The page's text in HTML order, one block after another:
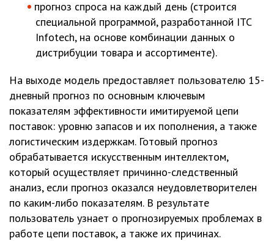
прогноз спроса на каждый день (строится
специальной программой, разработанной ITC
Infotech, на основе комбинации данных о
дистрибуции товара и ассортименте).
На выходе модель предоставляет пользователю 15-
дневный прогноз по основным ключевым
показателям эффективности имитируемой цепи
поставок: уровню запасов и их пополнения, а также
логистическим издержкам. Готовый прогноз
обрабатывается искусственным интеллектом,
который осуществляет причинно-следственный
анализ, если прогноз оказался неудовлетворителен
по каким-либо показателям. В результате
пользователь узнает о прогнозируемых проблемах в
работе цепи поставок, а также их причинах.